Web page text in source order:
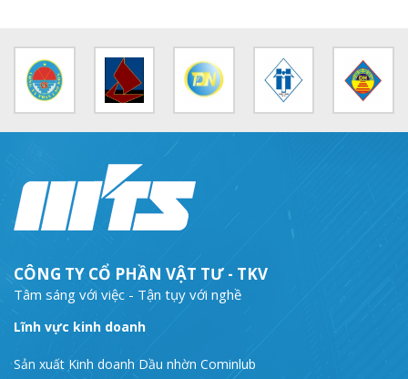
CÔNG TY CỔ PHẦN VẬT TƯ - TKV
Tâm sáng với việc - Tận tụy với nghề
Lĩnh vực kinh doanh
Sản xuất Kinh doanh Dầu nhờn Cominlub